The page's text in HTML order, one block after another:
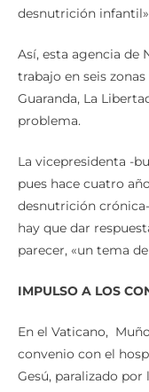
desnutrición
Así, esta agencia de
trabajo en seis
Guaranda, La
problema.
La vicepresidenta -
pues hace cuatro
desnutrición
hay que dar
parecer, «un tema
IMPULSO A LOS
En el Vaticano,
convenio con el
Gesú, paralizado